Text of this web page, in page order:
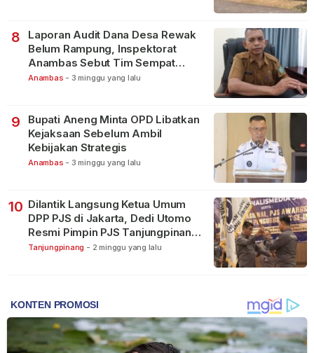
8
Laporan Audit Dana Desa Rewak
Belum Rampung, Inspektorat
Anambas Sebut Tim Sempat
Terbagi Tangani Kasus Lain
Anambas - 3 minggu yang lalu
9
Bupati Aneng Minta OPD Libatkan
Kejaksaan Sebelum Ambil
Kebijakan Strategis
Anambas - 3 minggu yang lalu
10 Dilantik Langsung Ketua Umum
DPP PJS di Jakarta, Dedi Utomo
Resmi Pimpin PJS Tanjungpinang-
Bintan
Tanjungpinang - 2 minggu yang lalu